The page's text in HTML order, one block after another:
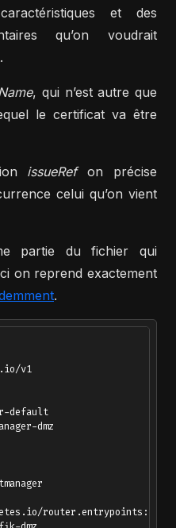
et des
qu’on voudrait
, qui n’est autre que
le certificat va être
issueRefon précise
celui qu’on vient
partie du fichier qui
on reprend exactement
.
v1
default
dmz
router.entrypoints: